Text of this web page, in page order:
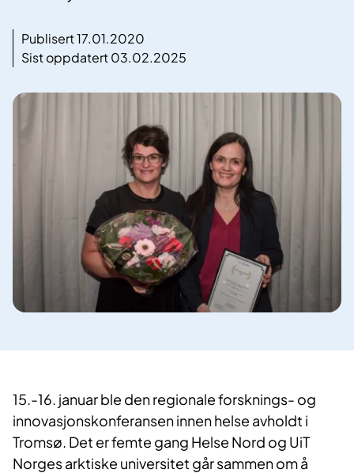
Publisert 17.01.2020
Sist oppdatert 03.02.2025
​15.-16. januar ble den regionale forsknings- og
innovasjonskonferansen innen helse avholdt i
Tromsø. Det er femte gang Helse Nord og UiT
Norges arktiske universitet går sammen om å